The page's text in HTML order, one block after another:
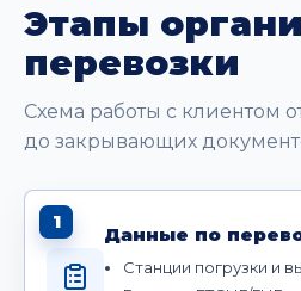
Этапы
перевозки
Схема работы с клиентом
до закрывающих
1
Данные по
Станции погрузки и